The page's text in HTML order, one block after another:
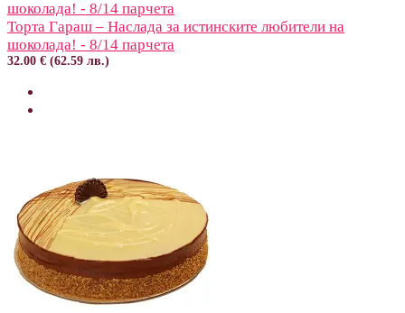
Торта Гараш – Наслада за истинските любители на
шоколада! - 8/14 парчета
32.00 € (62.59 лв.)